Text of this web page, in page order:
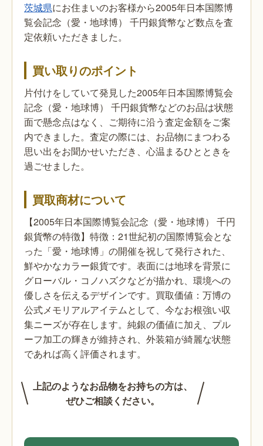
茨城県にお住まいのお客様から2005年日本国際博
覧会記念（愛・地球博） 千円銀貨幣など数点を査
定依頼いただきました。
買い取りのポイント
片付けをしていて発見した2005年日本国際博覧会
記念（愛・地球博） 千円銀貨幣などのお品は状態
面で懸念点はなく、ご期待に沿う査定金額をご案
内できました。査定の際には、お品物にまつわる
思い出をお聞かせいただき、心温まるひとときを
過ごせました。
買取商材について
【2005年日本国際博覧会記念（愛・地球博） 千円
銀貨幣の特徴】特徴：21世紀初の国際博覧会とな
った「愛・地球博」の開催を祝して発行された、
鮮やかなカラー銀貨です。表面には地球を背景に
グローバル・コノハズクなどが描かれ、環境への
優しさを伝えるデザインです。買取価値：万博の
公式メモリアルアイテムとして、今なお根強い収
集ニーズが存在します。純銀の価値に加え、プル
ーフ加工の輝きが維持され、外装箱が綺麗な状態
であれば高く評価されます。
上記のようなお品物をお持ちの方は、
ぜひご相談ください。